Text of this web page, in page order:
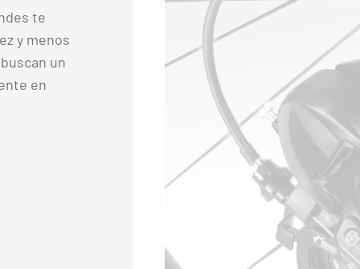
te
y menos
un
en